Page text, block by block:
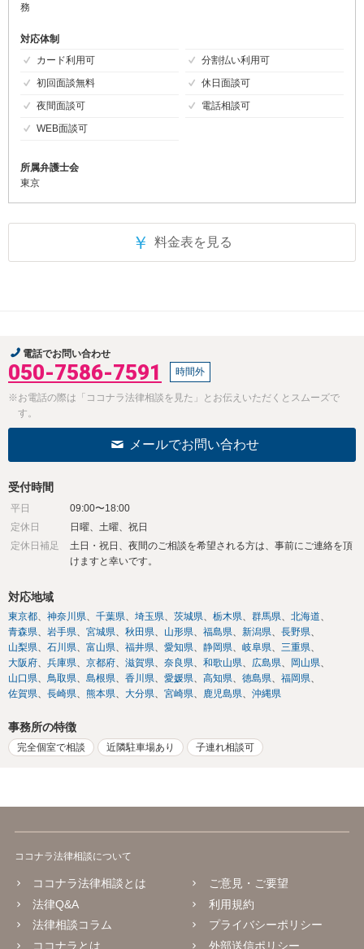
務
対応体制
カード利用可
分割払い利用可
初回面談無料
休日面談可
夜間面談可
電話相談可
WEB面談可
所属弁護士会
東京
￥ 料金表を見る
電話でお問い合わせ
050-7586-7591 時間外
※お電話の際は「ココナラ法律相談を見た」とお伝えいただくとスムーズで
す。
メールでお問い合わせ
受付時間
平日
09:00〜18:00
定休日
日曜、土曜、祝日
定休日補足
土日・祝日、夜間のご相談を希望される方は、事前にご連絡を頂
けますと幸いです。
対応地域
東京都 神奈川県 千葉県 埼玉県 茨城県 栃木県 群馬県
北海道
青森県
岩手県 宮城県 秋田県 山形県 福島県 新潟県
長野県
山梨県
石川県 富山県 福井県 愛知県 静岡県 岐阜県
三重県
大阪府
兵庫県 京都府 滋賀県 奈良県 和歌山県 広島県
岡山県
山口県
鳥取県 島根県 香川県 愛媛県 高知県 徳島県
福岡県
佐賀県
長崎県 熊本県 大分県 宮崎県 鹿児島県 沖縄県
事務所の特徴
完全個室で相談 近隣駐車場あり 子連れ相談可
ココナラ法律相談について
ココナラ法律相談とは
法律Q&A
法律相談コラム
ココナラとは
ご意見・ご要望
利用規約
プライバシーポリシー
外部送信ポリシー